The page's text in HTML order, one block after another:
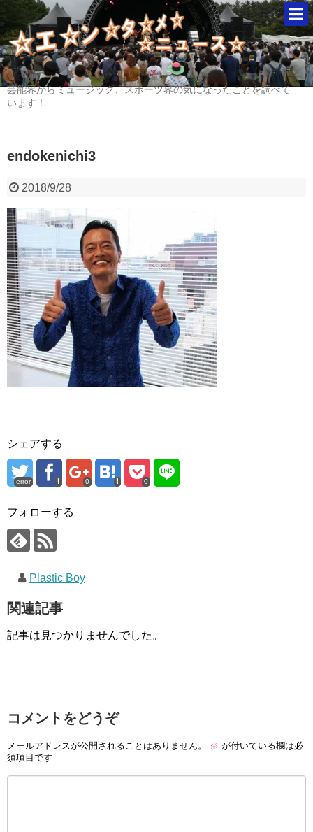
芸能界からミュージック、スポーツ界の気になったことを調べて
います！
endokenichi3
2018/9/28
シェアする
error 0 0
フォローする
Plastic Boy
関連記事
記事は見つかりませんでした。
コメントをどうぞ
メールアドレスが公開されることはありません。 ※ が付いている欄は必
須項目です